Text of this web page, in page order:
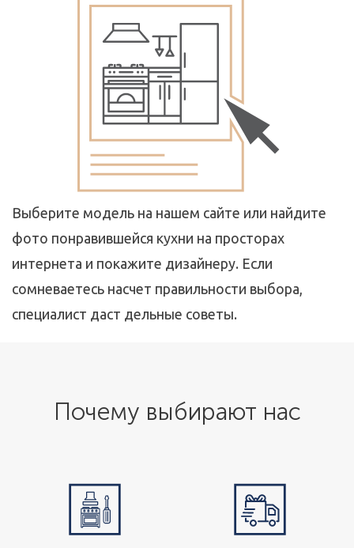
Выберите модель на нашем сайте или найдите
фото понравившейся кухни на просторах
интернета и покажите дизайнеру. Если
сомневаетесь насчет правильности выбора,
специалист даст дельные советы.
Почему выбирают нас